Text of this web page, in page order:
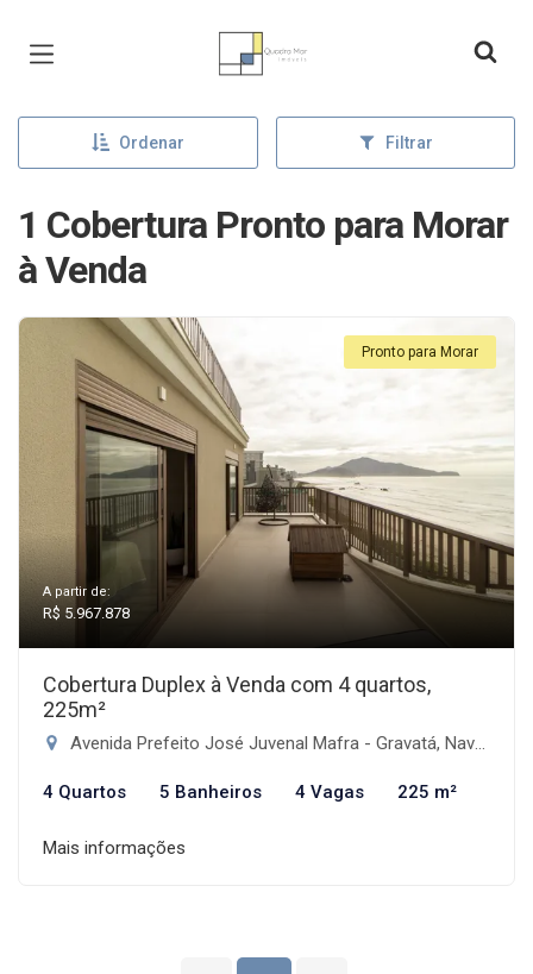
Página inicial
Ordenar Filtrar
1 Cobertura Pronto para Morar
à Venda
Pronto para Morar
A partir de:
R$ 5.967.878
Cobertura Duplex à Venda com 4 quartos,
225m²
Avenida Prefeito José Juvenal Mafra - Gravatá, Navegantes-SC
4 Quartos 5 Banheiros 4 Vagas 225 m²
Mais informações